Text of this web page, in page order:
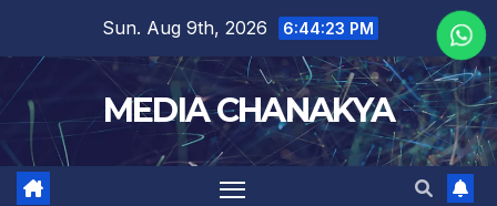
Sun. Aug 9th, 2026 6:44:23 PM
MEDIA CHANAKYA